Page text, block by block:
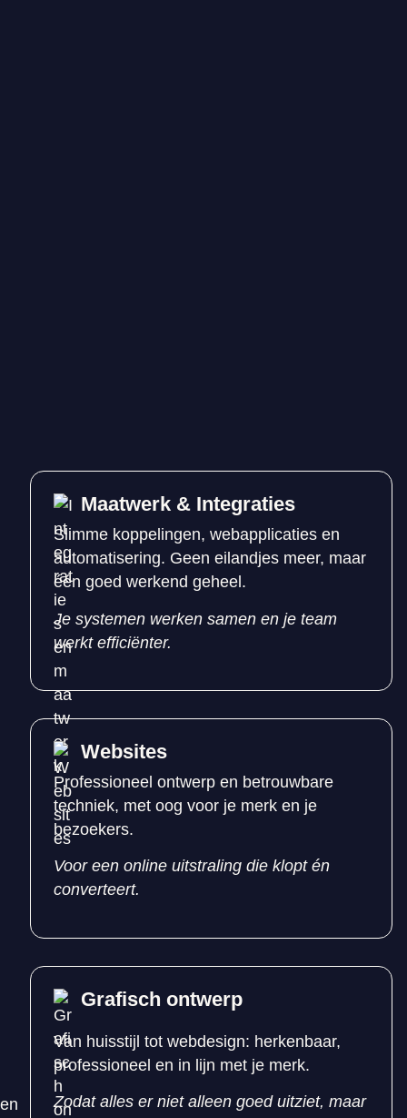
Maatwerk & Integraties
Slimme koppelingen, webapplicaties en
automatisering. Geen eilandjes meer, maar
één goed werkend geheel.
Je systemen werken samen en je team
werkt efficiënter.
Websites
Professioneel ontwerp en betrouwbare
techniek, met oog voor je merk en je
bezoekers.
Voor een online uitstraling die klopt én
converteert.
Grafisch ontwerp
Van huisstijl tot webdesign: herkenbaar,
professioneel en in lijn met je merk.
Zodat alles er niet alleen goed uitziet, maar